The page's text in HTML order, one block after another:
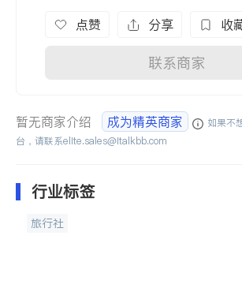
点赞 分享 收
联系商家
暂无商家介绍 成为精英商家
如果不
台，请联系elite.sales@italkbb.com
行业标签
旅行社